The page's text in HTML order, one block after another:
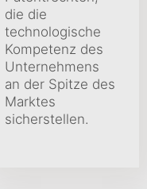
die die
technologische
Kompetenz des
Unternehmens
an der Spitze des
Marktes
sicherstellen.